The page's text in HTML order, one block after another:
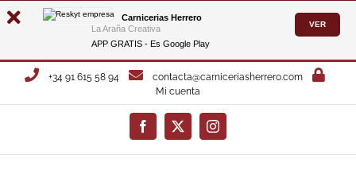
Carnicerias Herrero
La Araña Creativa
APP GRATIS - Es Google Play
VER
Saltar
+34 91 615 58 94
contacta@carniceriasherrero.com
Mi cuenta
Facebook
X Instagram